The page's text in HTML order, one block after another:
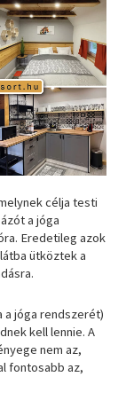
célja testi
a jóga
Eredetileg azok
ütköztek a
a jóga rendszerét)
kell lennie. A
nem az,
fontosabb az,